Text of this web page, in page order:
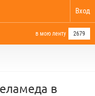
Вход
в мою ленту 2679
в